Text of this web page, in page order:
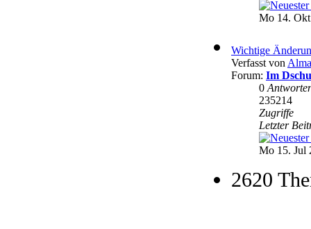
Mo 14.
Wichtige
Verfasst von
Forum: Im
0
235214
Zugriffe
Letzter
Mo 15. Jul
2620